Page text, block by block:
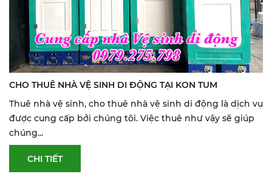
CHO THUÊ NHÀ VỆ SINH DI ĐỘNG TẠI KON TUM
Thuê nhà vệ sinh, cho thuê nhà vệ sinh di động là dịch vụ
được cung cấp bởi chúng tôi. Việc thuê như vậy sẽ giúp
chúng...
CHI TIẾT